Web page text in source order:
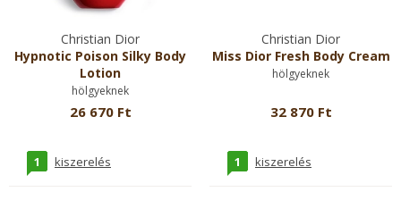
Christian Dior
Hypnotic Poison Silky Body
Lotion
hölgyeknek
26 670 Ft
1 kiszerelés
Christian Dior
Miss Dior Fresh Body Cream
hölgyeknek
32 870 Ft
1 kiszerelés